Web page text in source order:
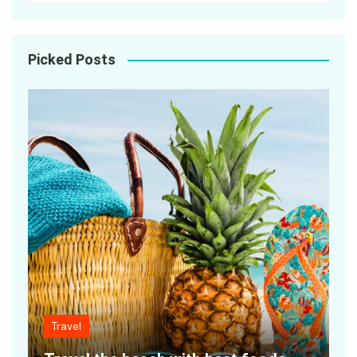
Picked Posts
Travel